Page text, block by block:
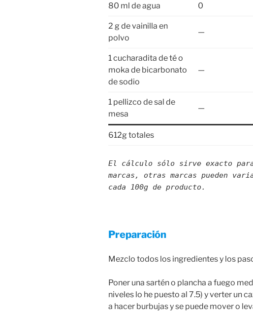
80 ml de agua 0
2 g de vainilla en
polvo
—
1 cucharadita de té o
moka de bicarbonato
de sodio
—
1 pellizco de sal de
mesa
—
612g totales
El cálculo sólo sirve exacto
marcas, otras marcas pueden
cada 100g de producto.
Preparación
Mezclo todos los ingredientes y los
Poner una sartén o plancha a fuego
niveles lo he puesto al 7.5) y verter un
a hacer burbujas y se puede mover o